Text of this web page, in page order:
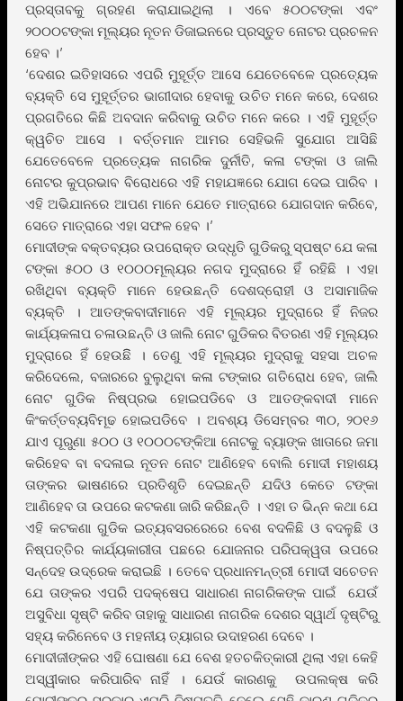
ପ୍ରସ୍ତାବକୁ ଗ୍ରହଣ କରାଯାଇଥିଲା । ଏବେ ୫୦୦ଟଙ୍କା ଏବଂ
୨୦୦୦ଟଙ୍କା ମୂଲ୍ୟର ନୂତନ ଡିଜାଇନରେ ପ୍ରସ୍ତୁତ ନୋଟର ପ୍ରଚଳନ
ହେବ ।’
‘ଦେଶର ଇତିହାସରେ ଏପରି ମୁହୂର୍ତ୍ତ ଆସେ ଯେତେବେଳେ ପ୍ରତ୍ୟେକ
ବ୍ୟକ୍ତି ସେ ମୁହୂର୍ତ୍ତର ଭାଗୀଦାର ହେବାକୁ ଉଚିତ ମନେ କରେ, ଦେଶର
ପ୍ରଗତିରେ କିଛି ଅବଦାନ କରିବାକୁ ଉଚିତ ମନେ କରେ । ଏହି ମୁହୂର୍ତ୍ତ
କ୍ୱଚିତ ଆସେ । ବର୍ତ୍ତମାନ ଆମର ସେହିଭଳି ସୁଯୋଗ ଆସିଛି
ଯେତେବେଳେ ପ୍ରତ୍ୟେକ ନାଗରିକ ଦୁର୍ନୀତି, କଳା ଟଙ୍କା ଓ ଜାଲି
ନୋଟର କୁପ୍ରଭାବ ବିରୋଧରେ ଏହି ମହାଯଜ୍ଞରେ ଯୋଗ ଦେଇ ପାରିବ ।
ଏହି ଅଭିଯାନରେ ଆପଣ ମାନେ ଯେତେ ମାତ୍ରାରେ ଯୋଗଦାନ କରିବେ,
ସେତେ ମାତ୍ରାରେ ଏହା ସଫଳ ହେବ ।’
ମୋଦୀଙ୍କ ବକ୍ତବ୍ୟର ଉପରୋକ୍ତ ଉଦ୍ଧୃତି ଗୁଡିକରୁ ସ୍ପଷ୍ଟ ଯେ କଳା
ଟଙ୍କା ୫୦୦ ଓ ୧୦୦୦ମୂଲ୍ୟର ନଗଦ ମୁଦ୍ରାରେ ହିଁ ରହିଛି । ଏହା
ରଖିଥିବା ବ୍ୟକ୍ତି ମାନେ ହେଉଛନ୍ତି ଦେଶଦ୍ରୋହୀ ଓ ଅସାମାଜିକ
ବ୍ୟକ୍ତି । ଆତଙ୍କବାଦୀମାନେ ଏହି ମୂଲ୍ୟର ମୁଦ୍ରାରେ ହିଁ ନିଜର
କାର୍ଯ୍ୟକଳାପ ଚଳାଉଛନ୍ତି ଓ ଜାଲି ନୋଟ ଗୁଡିକର ବିତରଣ ଏହି ମୂଲ୍ୟର
ମୁଦ୍ରାରେ ହିଁ ହେଉଛିି । ତେଣୁ ଏହି ମୂଲ୍ୟର ମୁଦ୍ରାକୁ ସହସା ଅଚଳ
କରିଦେଲେ, ବଜାରରେ ବୁଲୁଥିବା କଳା ଟଙ୍କାର ଗତିରୋଧ ହେବ, ଜାଲି
ନୋଟ ଗୁଡିକ ନିଷ୍ପ୍ରଭ ହୋଇପଡିବେ ଓ ଆତଙ୍କବାଦୀ ମାନେ
କିଂକର୍ତ୍ତବ୍ୟବିମୂଢ ହୋଇପଡିବେ । ଅବଶ୍ୟ ଡିସେମ୍ବର ୩୦, ୨୦୧୬
ଯାଏ ପୂରୁଣା ୫୦୦ ଓ ୧୦୦୦ଟଙ୍କିଆ ନୋଟକୁ ବ୍ୟାଙ୍କ ଖାତାରେ ଜମା
କରିହେବ ବା ବଦଳାଇ ନୂତନ ନୋଟ ଆଣିହେବ ବୋଲି ମୋଦୀ ମହାଶୟ
ତାଙ୍କର ଭାଷଣରେ ପ୍ରତିଶୃତି ଦେଇଛନ୍ତି ଯଦିଓ କେତେ ଟଙ୍କା
ଆଣିହେବ ତା ଉପରେ କଟକଣା ଜାରି କରିଛନ୍ତି । ଏହା ତ ଭିନ୍ନ କଥା ଯେ
ଏହି କଟକଣା ଗୁଡିକ ଇତ୍ୟବସରରେରେ ବେଶ ବଦଳିଛି ଓ ବଦଳୁଛି ଓ
ନିଷ୍ପତ୍ତିର କାର୍ଯ୍ୟକାରୀତା ପଛରେ ଯୋଜନାର ପରିପକ୍ୱତା ଉପରେ
ସନ୍ଦେହ ଉଦ୍ରେକ କରାଇଛି । ତେବେ ପ୍ରଧାନମନ୍ତ୍ରୀ ମୋଦୀ ସଚେତନ
ଯେ ତାଙ୍କର ଏପରି ପଦକ୍ଷେପ ସାଧାରଣ ନାଗରିକଙ୍କ ପାଇଁ ଯେଉଁ
ଅସୁବିଧା ସୃଷ୍ଟି କରିବ ତାହାକୁ ସାଧାରଣ ନାଗରିକ ଦେଶର ସ୍ୱାର୍ଥ ଦୃଷ୍ଟିରୁ
ସହ୍ୟ କରିନେବେ ଓ ମହନୀୟ ତ୍ୟାଗର ଉଦାହରଣ ଦେବେ ।
ମୋଦୀଜୀଙ୍କର ଏହି ଘୋଷଣା ଯେ ବେଶ ହତଚକିତ୍କାରୀ ଥିଲା ଏହା କେହି
ଅସ୍ୱୀକାର କରିପାରିବ ନାହିଁ । ଯେଉଁ କାରଣକୁ ଉପଲକ୍ଷ କରି